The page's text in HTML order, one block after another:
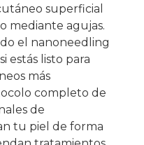
superficial
mediante agujas.
el nanoneedling
estás listo para
más
completo de
de
tu piel de forma